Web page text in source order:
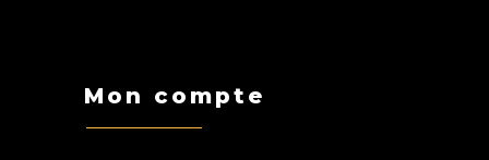
Mon compte